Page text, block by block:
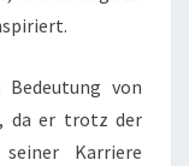
Bedeutung von
da er trotz der
Karriere